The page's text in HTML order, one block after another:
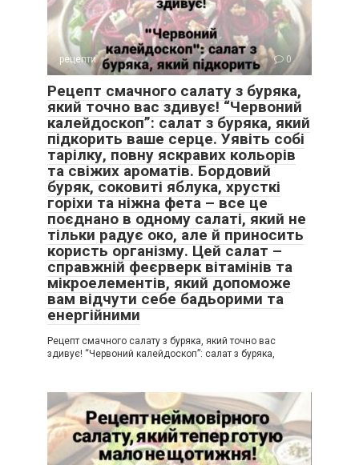
рецепти 0
Рецепт смачного салату з буряка,
який точно вас здивує! “Червоний
калейдоскоп”: салат з буряка, який
підкорить ваше серце. Уявіть собі
тарілку, повну яскравих кольорів
та свіжих ароматів. Бордовий
буряк, соковиті яблука, хрусткі
горіхи та ніжна фета – все це
поєднано в одному салаті, який не
тільки радує око, але й приносить
користь організму. Цей салат –
справжній феєрверк вітамінів та
мікроелементів, який допоможе
вам відчути себе бадьорими та
енергійними
Рецепт смачного салату з буряка, який точно вас
здивує! “Червоний калейдоскоп”: салат з буряка,